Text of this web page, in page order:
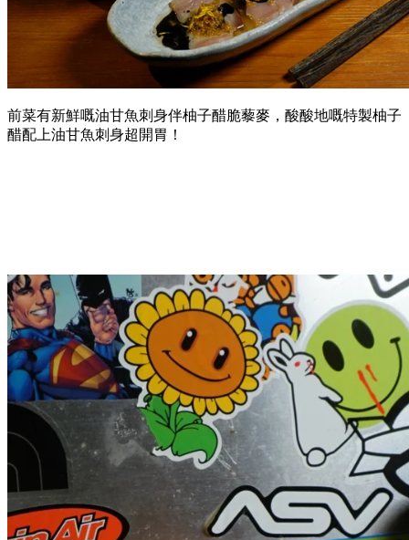
前菜有新鮮嘅油甘魚刺身伴柚子醋脆藜麥，酸酸地嘅特製柚子
醋配上油甘魚刺身超開胃！